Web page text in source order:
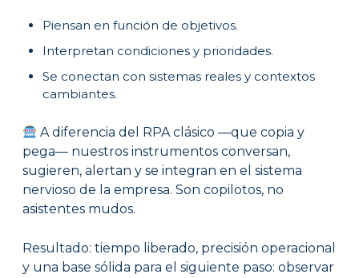
Piensan en función de objetivos.
Interpretan condiciones y prioridades.
Se conectan con sistemas reales y contextos
cambiantes.
A diferencia del RPA clásico —que copia y
pega— nuestros instrumentos conversan,
sugieren, alertan y se integran en el sistema
nervioso de la empresa. Son copilotos, no
asistentes mudos.
Resultado: tiempo liberado, precisión operacional
y una base sólida para el siguiente paso: observar